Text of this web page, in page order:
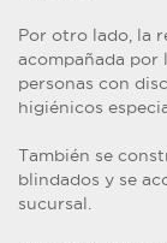
Por otro lado, la
acompañada por
personas con
higiénicos
También se
blindados y se
sucursal.